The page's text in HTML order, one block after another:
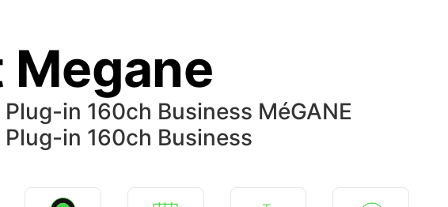
Megane
Plug-in 160ch Business MéGANE
Plug-in 160ch Business